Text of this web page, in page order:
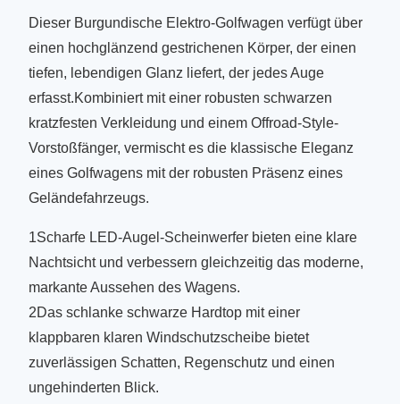
Dieser Burgundische Elektro-Golfwagen verfügt über
einen hochglänzend gestrichenen Körper, der einen
tiefen, lebendigen Glanz liefert, der jedes Auge
erfasst.Kombiniert mit einer robusten schwarzen
kratzfesten Verkleidung und einem Offroad-Style-
Vorstoßfänger, vermischt es die klassische Eleganz
eines Golfwagens mit der robusten Präsenz eines
Geländefahrzeugs.
1Scharfe LED-Augel-Scheinwerfer bieten eine klare
Nachtsicht und verbessern gleichzeitig das moderne,
markante Aussehen des Wagens.
2Das schlanke schwarze Hardtop mit einer
klappbaren klaren Windschutzscheibe bietet
zuverlässigen Schatten, Regenschutz und einen
ungehinderten Blick.